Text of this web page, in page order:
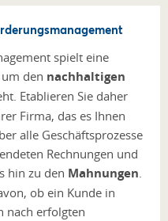
spielt eine
den nachhaltigen
Etablieren Sie daher
Firma, das es Ihnen
alle Geschäftsprozesse
Rechnungen und
hin zu den Mahnungen.
ob ein Kunde in
nach erfolgten